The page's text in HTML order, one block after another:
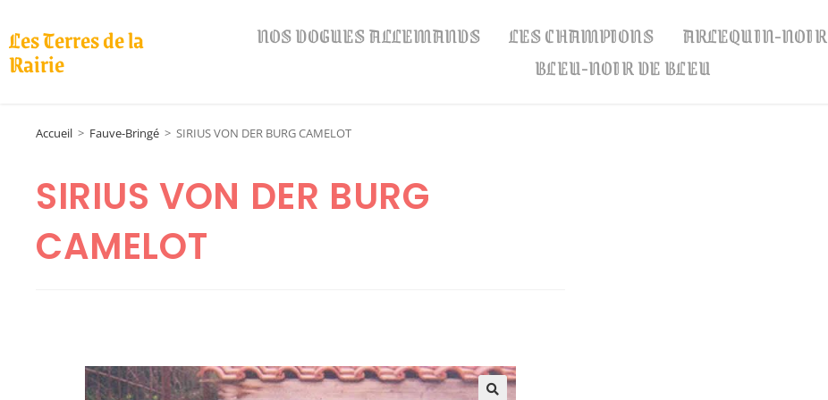
Les Terres de la
Rairie
NOS DOGUES ALLEMANDS LES CHAMPIONS ARLEQUIN-NOIR
BLEU-NOIR DE BLEU
Accueil > Fauve-Bringé > SIRIUS VON DER BURG CAMELOT
SIRIUS VON DER BURG
CAMELOT